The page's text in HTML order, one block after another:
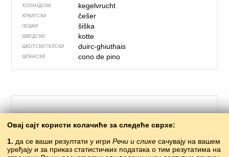
ХОЛАНДСКИ kegelvrucht
ХРВАТСКИ češer
ЧЕШКИ šiška
ШВЕДСКИ kotte
ШКОТСКИ ГЕЛСКИ duirc-ghiuthais
ШПАНСКИ cono de pino
Овај сајт користи колачиће за следеће сврхе:
1. да се ваши резултати у игри Речи и слике сачувају на вашем
уређају и за приказ статистичких података о тим резутатима на